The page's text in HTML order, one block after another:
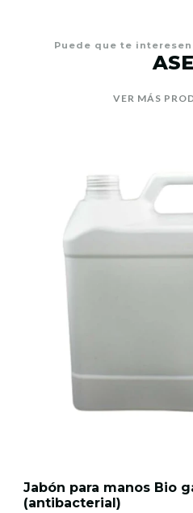
Puede que te
VER MÁS
Jabón para manos Bio
(antibacterial)